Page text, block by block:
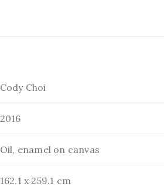
Cody Choi
2016
Oil, enamel on canvas
162.1 x 259.1 cm